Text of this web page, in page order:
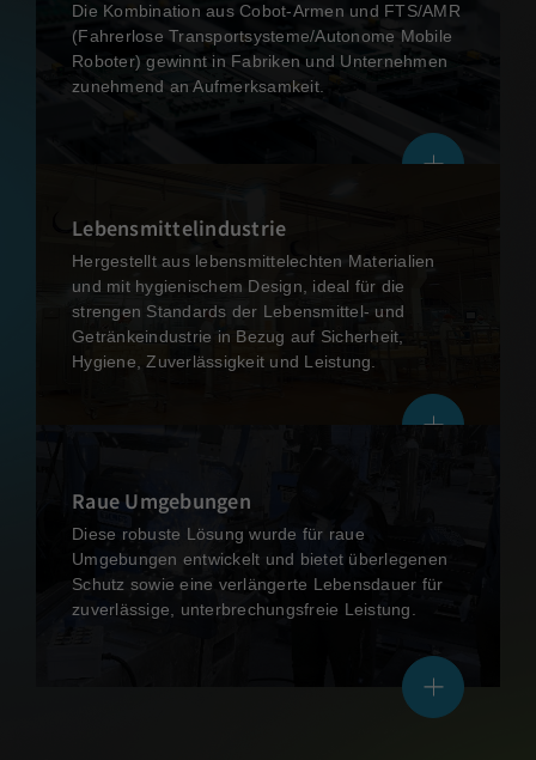
Die Kombination aus Cobot-Armen und FTS/AMR
(Fahrerlose Transportsysteme/Autonome Mobile
Roboter) gewinnt in Fabriken und Unternehmen
zunehmend an Aufmerksamkeit.
Lebensmittelindustrie
Hergestellt aus lebensmittelechten Materialien
und mit hygienischem Design, ideal für die
strengen Standards der Lebensmittel- und
Getränkeindustrie in Bezug auf Sicherheit,
Hygiene, Zuverlässigkeit und Leistung.
Raue Umgebungen
Diese robuste Lösung wurde für raue
Umgebungen entwickelt und bietet überlegenen
Schutz sowie eine verlängerte Lebensdauer für
zuverlässige, unterbrechungsfreie Leistung.